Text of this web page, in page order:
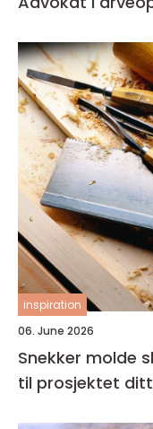
inspiration
06. June 2026
Snekker molde slik finner du riktig håndverker
til prosjektet ditt